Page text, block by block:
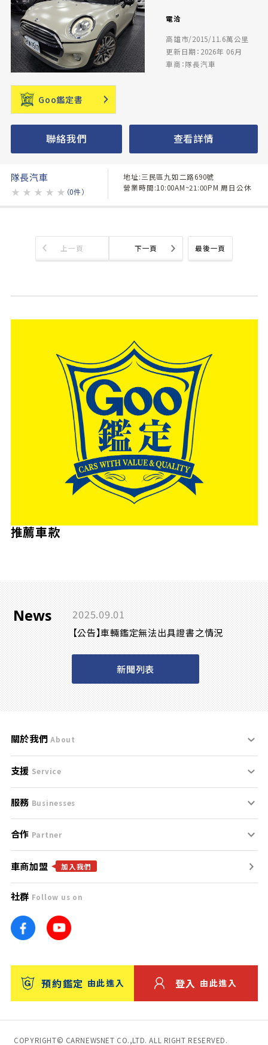
電洽
高雄市/2015/11.6萬公里
更新日期：2026年 06月
車商：隊長汽車
Goo鑑定書
聯絡我們 查看詳情
隊長汽車
★ ★ ★ ★ ★ （0件）
地址:三民區九如二路690號
營業時間:10:00AM~21:00PM 周日公休
最後一頁
上一頁 下一頁
推薦車款
News 2025.09.01
【公告】車輛鑑定無法出具證書之情況
新聞列表
關於我們 About
刊登規範
服務條款
免責聲明
隱私權政策
團隊
車訊網
台灣優良中古車商大獎
支援 Service
支援中心
聯絡我們
服務 Businesses
什麼是Goo鑑定？
找好車
找好店
找海外車
消費者評價
保固
合作 Partner
合作夥伴
廣告合作
車商加盟 加入我們
社群 Follow us on
預約鑑定 由此進入 登入 由此進入
COPYRIGHT© CARNEWSNET CO.,LTD. ALL RIGHT RESERVED.